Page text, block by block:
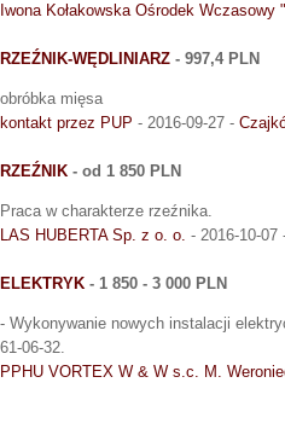
Iwona Kołakowska Ośrodek Wczasowy
RZEŹNIK-WĘDLINIARZ - 997,4 PLN
obróbka mięsa
kontakt przez PUP - 2016-09-27 -
RZEŹNIK - od 1 850 PLN
Praca w charakterze rzeźnika.
LAS HUBERTA Sp. z o. o. - 2016-10-07
ELEKTRYK - 1 850 - 3 000 PLN
- Wykonywanie nowych instalacji
61-06-32.
PPHU VORTEX W & W s.c. M.